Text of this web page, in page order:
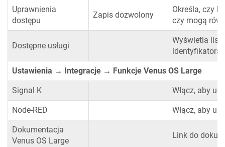
Uprawnienia
dostępu
Zapis dozwolony
Określa, czy
czy mogą
Dostępne usługi
Wyświetla
Ustawienia → Integracje → Funkcje Venus OS Large
Signal K Włącz, aby
Node-RED Włącz, aby
Dokumentacja
Venus OS Large
Link do